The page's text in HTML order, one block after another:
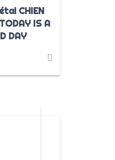
CHIEN
IS A
DAY